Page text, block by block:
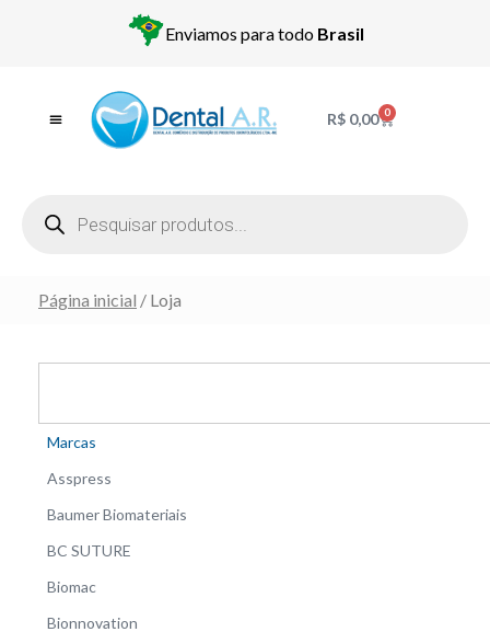
Enviamos para todo Brasil
R$0,00 0
Página inicial / Loja
Asspress
Baumer Biomateriais
BC SUTURE
Biomac
Bionnovation
Marcas